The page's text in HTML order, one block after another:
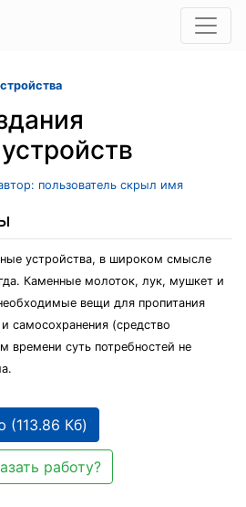
пользователь скрыл имя
устройства, в широком смысле
Каменные молоток, лук, мушкет и
вещи для пропитания
самосохранения (средство
времени суть потребностей не
(113.86 Кб)
работу?